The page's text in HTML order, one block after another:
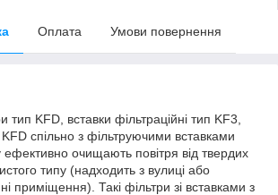
Оплата Умови повернення
тип KFD, вставки фільтраційні тип KF3,
спільно з фільтруючими вставками
ефективно очищають повітря від твердих
типу (надходить з вулиці або
приміщення). Такі фільтри зі вставками з